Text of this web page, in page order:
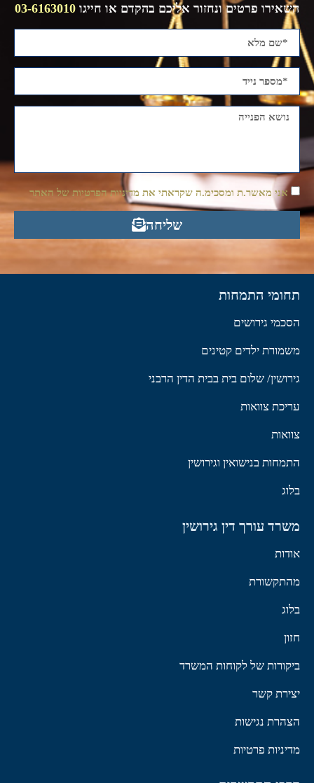
השאירו פרטים ונחזור אליכם בהקדם או חייגו 03-6163010
אני מאשר.ת ומסכימ.ה שקראתי את מדיניות הפרטיות של האתר
שליחה
תחומי התמחות
הסכמי גירושים
משמורת ילדים קטינים
גירושין/ שלום בית בבית הדין הרבני
עריכת צוואות
צוואות
התמחות בנישואין וגירושין
בלוג
משרד עורך דין גירושין
אודות
מהתקשורת
בלוג
חזון
ביקורות של לקוחות המשרד
יצירת קשר
הצהרת נגישות
מדיניות פרטיות